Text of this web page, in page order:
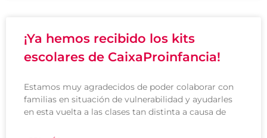
¡Ya hemos recibido los kits
escolares de CaixaProinfancia!
Estamos muy agradecidos de poder colaborar con
familias en situación de vulnerabilidad y ayudarles
en esta vuelta a las clases tan distinta a causa de